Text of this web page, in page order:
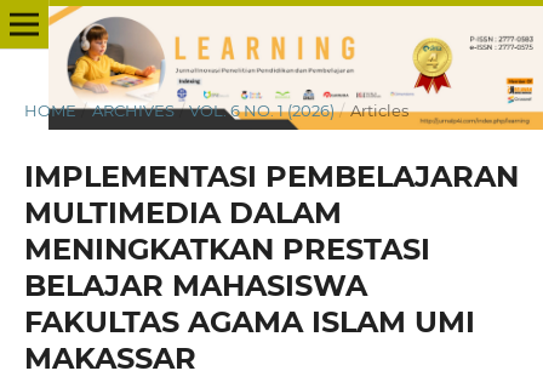
HOME / ARCHIVES / VOL. 6 NO. 1 (2026) / Articles
IMPLEMENTASI PEMBELAJARAN
MULTIMEDIA DALAM
MENINGKATKAN PRESTASI
BELAJAR MAHASISWA
FAKULTAS AGAMA ISLAM UMI
MAKASSAR